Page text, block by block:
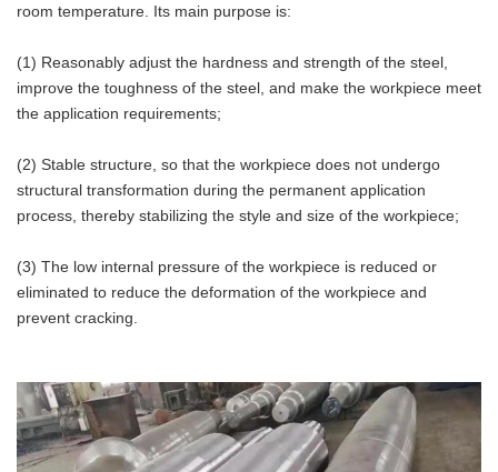
room temperature. Its main purpose is:
(1) Reasonably adjust the hardness and strength of the steel,
improve the toughness of the steel, and make the workpiece meet
the application requirements;
(2) Stable structure, so that the workpiece does not undergo
structural transformation during the permanent application
process, thereby stabilizing the style and size of the workpiece;
(3) The low internal pressure of the workpiece is reduced or
eliminated to reduce the deformation of the workpiece and
prevent cracking.